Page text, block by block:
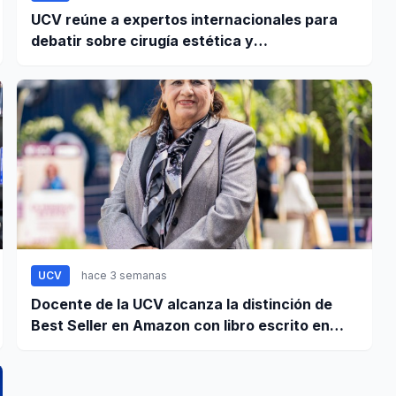
UCV reúne a expertos internacionales para
debatir sobre cirugía estética y
UCV hace 3 semanas
Docente de la UCV alcanza la distinción de
Best Seller en Amazon con libro escrito en